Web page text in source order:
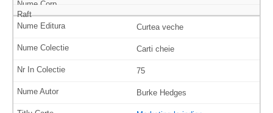
Curtea veche
Carti cheie
75
Burke Hedges